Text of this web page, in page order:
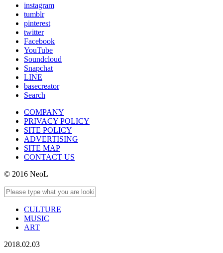
instagram
tumblr
pinterest
twitter
Facebook
YouTube
Soundcloud
Snapchat
LINE
basecreator
Search
COMPANY
PRIVACY POLICY
SITE POLICY
ADVERTISING
SITE MAP
CONTACT US
© 2016 NeoL
CULTURE
MUSIC
ART
2018.02.03